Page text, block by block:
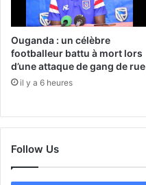
Ouganda : un célèbre
footballeur battu à mort lors
d’une attaque de gang de rue
il y a 6 heures
Follow Us